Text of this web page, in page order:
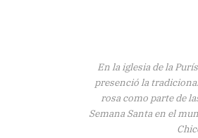
En la iglesia de la
presenció la
rosa como parte de
Semana Santa en el